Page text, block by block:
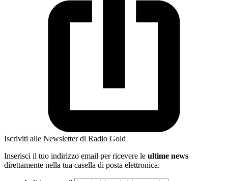
Iscriviti alle Newsletter di Radio Gold
Inserisci il tuo indirizzo email per ricevere le ultime news
direttamente nella tua casella di posta elettronica.